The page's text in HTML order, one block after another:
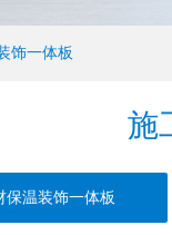
饰一体板
施
保温装饰一体板